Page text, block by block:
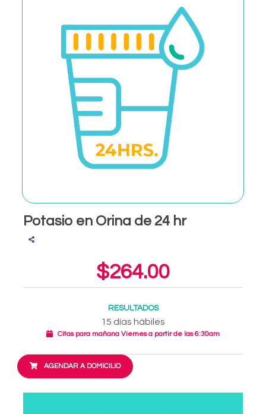
Potasio en Orina de 24 hr
$264.00
RESULTADOS
15 días hábiles
Citas para mañana Viernes a partir de las 6:30am
AGENDAR A DOMICILIO